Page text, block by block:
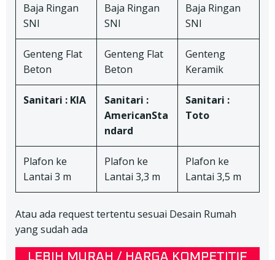
Baja Ringan
SNI
Baja Ringan
SNI
Baja Ringan
SNI
Genteng Flat
Beton
Genteng Flat
Beton
Genteng
Keramik
Sanitari : KIA
Sanitari :
AmericanSta
ndard
Sanitari :
Toto
Plafon ke
Lantai 3 m
Plafon ke
Lantai 3,3 m
Plafon ke
Lantai 3,5 m
Atau ada request tertentu sesuai Desain Rumah
yang sudah ada